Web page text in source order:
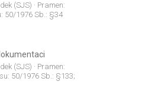
(SJS) · Pramen:
50/1976 Sb.: §34
(SJS) · Pramen:
50/1976 Sb.: §133;